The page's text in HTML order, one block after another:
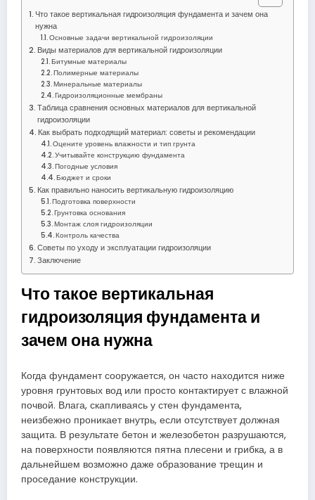
Что такое вертикальная гидроизоляция фундамента и зачем она
нужна
Основные задачи вертикальной гидроизоляции
Виды материалов для вертикальной гидроизоляции
Битумные материалы
Полимерные материалы
Минеральные материалы
Гидроизоляционные мембраны
Таблица сравнения основных материалов для вертикальной
гидроизоляции
Как выбрать подходящий материал: советы и рекомендации
Оцените уровень влажности и тип грунта
Учитывайте конструкцию фундамента
Погодные условия
Бюджет и сроки
Как правильно наносить вертикальную гидроизоляцию
Подготовка поверхности
Грунтовка основания
Монтаж слоя гидроизоляции
Контроль качества
Советы по уходу и эксплуатации гидроизоляции
Заключение
Что такое вертикальная
гидроизоляция фундамента и
зачем она нужна
Когда фундамент сооружается, он часто находится ниже
уровня грунтовых вод или просто контактирует с влажной
почвой. Влага, скапливаясь у стен фундамента,
неизбежно проникает внутрь, если отсутствует должная
защита. В результате бетон и железобетон разрушаются,
на поверхности появляются пятна плесени и грибка, а в
дальнейшем возможно даже образование трещин и
проседание конструкции.